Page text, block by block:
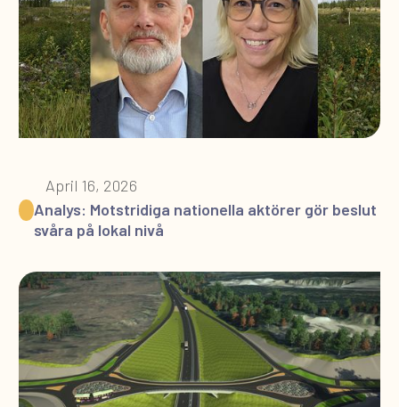
April 16, 2026
Analys: Motstridiga nationella aktörer gör beslut
svåra på lokal nivå